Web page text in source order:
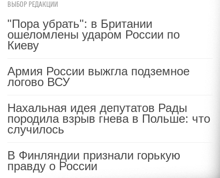
ВЫБОР РЕДАКЦИИ
"Пора убрать": в Британии
ошеломлены ударом России по
Киеву
Армия России выжгла подземное
логово ВСУ
Нахальная идея депутатов Рады
породила взрыв гнева в Польше: что
случилось
В Финляндии признали горькую
правду о России